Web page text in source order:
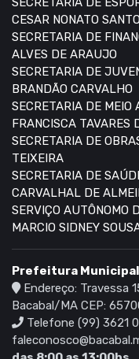
CESAR NONATO
SECRETARIA DE
ALVES DE ARAUJO
SECRETARIA DE
BRANDÃO CARVALHO
SECRETARIA DE
FRANCISCA TAVARES
SECRETARIA DE
TEIXEIRA
SECRETARIA DE
CARVALHAL DE
SERVIÇO AUTÔNOMO
MARCIO SIDNEY
Prefeitura Municipal
Endereço: Travessa
Bacabal/MA CEP:
Telefone (99) 3621